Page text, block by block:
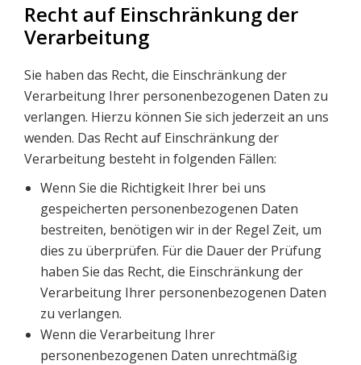
Recht auf Einschränkung der
Verarbeitung
Sie haben das Recht, die Einschränkung der
Verarbeitung Ihrer personenbezogenen Daten zu
verlangen. Hierzu können Sie sich jederzeit an uns
wenden. Das Recht auf Einschränkung der
Verarbeitung besteht in folgenden Fällen:
Wenn Sie die Richtigkeit Ihrer bei uns
gespeicherten personenbezogenen Daten
bestreiten, benötigen wir in der Regel Zeit, um
dies zu überprüfen. Für die Dauer der Prüfung
haben Sie das Recht, die Einschränkung der
Verarbeitung Ihrer personenbezogenen Daten
zu verlangen.
Wenn die Verarbeitung Ihrer
personenbezogenen Daten unrechtmäßig